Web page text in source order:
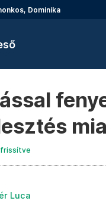
Dominika
frissítve
Luca